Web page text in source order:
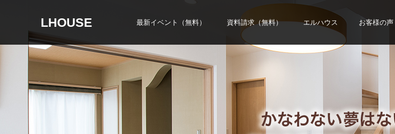
LHOUSE 最新イベント（無料） 資料請求（無料） エルハウス お客様の声